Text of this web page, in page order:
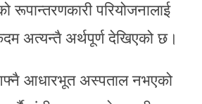
रूपान्तरणकारी परियोजनालाई
अत्यन्तै अर्थपूर्ण देखिएको छ।
आधारभूत अस्पताल नभएको